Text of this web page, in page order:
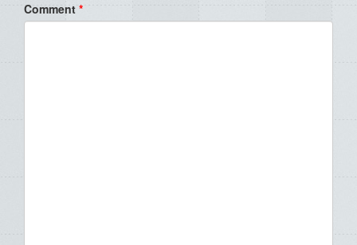
Comment *